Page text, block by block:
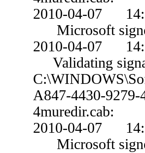
2010-04-07
Microsoft
2010-04-07
Validating
A847-4430-
4muredir.cab:
2010-04-07
Microsoft